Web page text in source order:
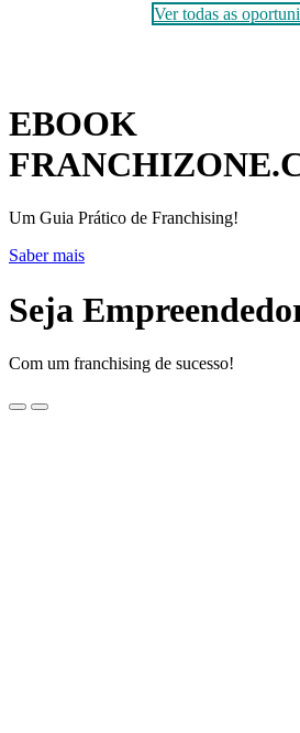
Ver todas as
EBOOK
Um Guia Prático de Franchising!
Saber mais
Seja
Com um franchising de sucesso!